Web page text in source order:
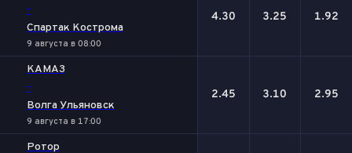
-
Спартак Кострома
9 августа в 08:00
4.30 3.25 1.92
КАМАЗ
-
Волга Ульяновск
9 августа в 17:00
2.45 3.10 2.95
Ротор